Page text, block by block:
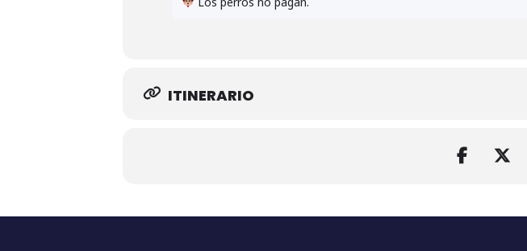
ITINERARIO